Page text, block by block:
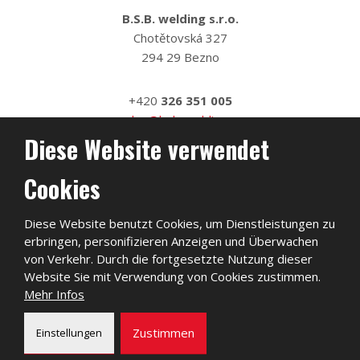
B.S.B. welding s.r.o.
Chotětovská 327
294 29 Bezno
+420 326 351 005
sales@bsb-welding.cz
Sitemap|Privatleben
Diese Website verwendet
Cookies
Diese Website benutzt Cookies, um Dienstleistungen zu
erbringen, personifizieren Anzeigen und Überwachen
von Verkehr. Durch die fortgesetzte Nutzung dieser
Website Sie mit Verwendung von Cookies zustimmen.
Mehr Infos
Einstellungen Zustimmen